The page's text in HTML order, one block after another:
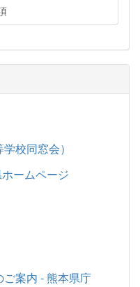
校同窓会）
ームページ
案内 - 熊本県庁